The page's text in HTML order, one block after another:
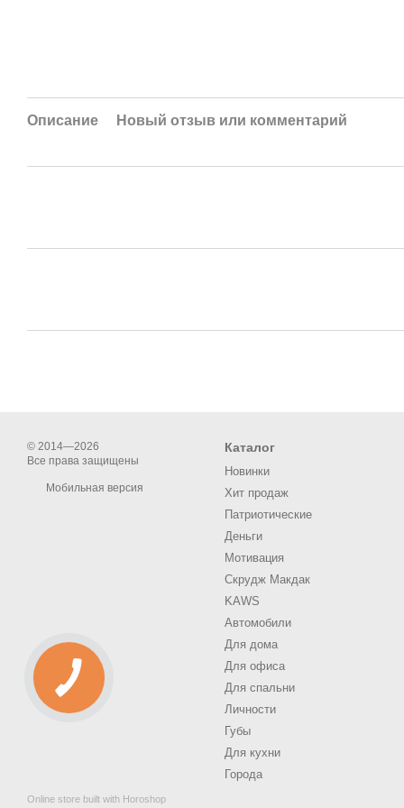
Описание Новый отзыв или комментарий
© 2014—2026
Все права защищены
Мобильная версия
Online store built with Horoshop
Каталог
Новинки
Хит продаж
Патриотические
Деньги
Мотивация
Скрудж Макдак
KAWS
Автомобили
Для дома
Для офиса
Для спальни
Личности
Губы
Для кухни
Города